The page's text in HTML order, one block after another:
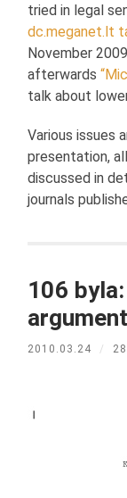
tried in legal
dc.meganet.lt
November
afterwards
talk about
Various issues
presentation,
discussed in
journals
106
2010.03.24 /